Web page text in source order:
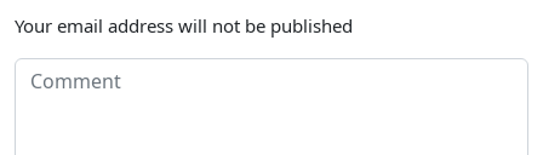
Your email address will not be published